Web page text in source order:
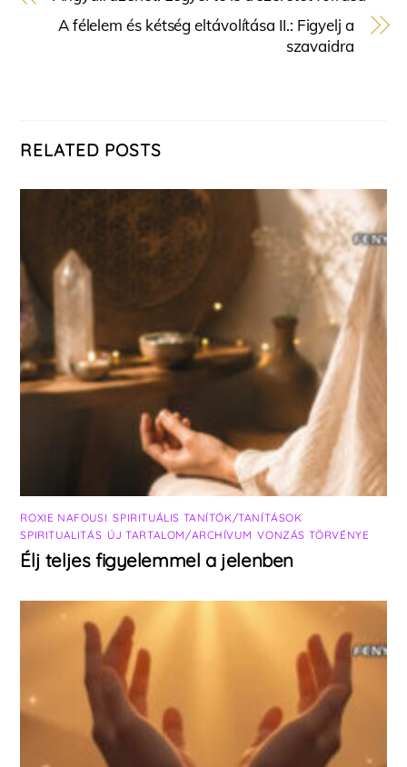
A félelem és kétség eltávolítása II.: Figyelj a
szavaidra
RELATED POSTS
ROXIE NAFOUSI ,SPIRITUÁLIS TANÍTÓK/TANÍTÁSOK
SPIRITUALITÁS ÚJ TARTALOM/ARCHÍVUM ,VONZÁS TÖRVÉNYE
Élj teljes figyelemmel a jelenben